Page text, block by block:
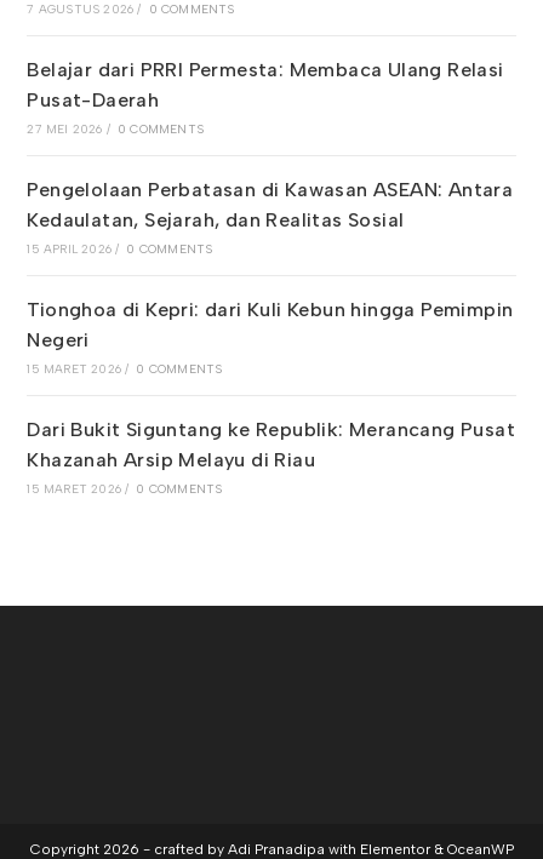
7 AGUSTUS 2026 / 0 COMMENTS
Belajar dari PRRI Permesta: Membaca Ulang Relasi
Pusat-Daerah
27 MEI 2026 / 0 COMMENTS
Pengelolaan Perbatasan di Kawasan ASEAN: Antara
Kedaulatan, Sejarah, dan Realitas Sosial
15 APRIL 2026 / 0 COMMENTS
Tionghoa di Kepri: dari Kuli Kebun hingga Pemimpin
Negeri
15 MARET 2026 / 0 COMMENTS
Dari Bukit Siguntang ke Republik: Merancang Pusat
Khazanah Arsip Melayu di Riau
15 MARET 2026 / 0 COMMENTS
Copyright 2026 - crafted by Adi Pranadipa with Elementor & OceanWP